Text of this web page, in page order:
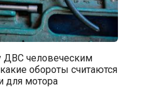
ДВС человеческим
обороты считаются
мотора